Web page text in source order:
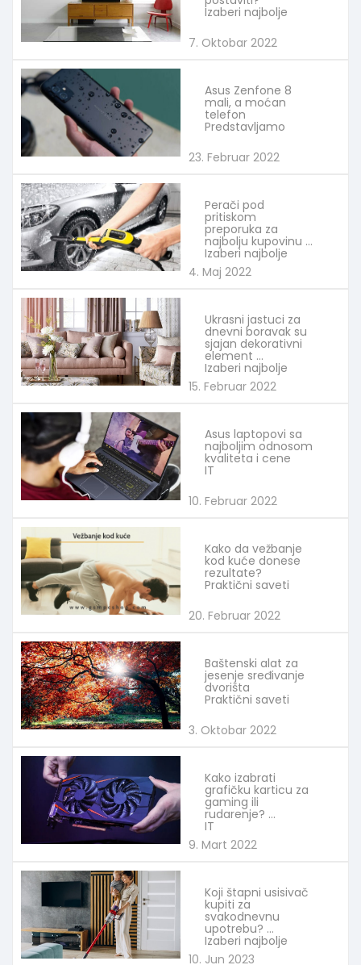
Izaberi najbolje
7. Oktobar 2022
Asus Zenfone 8
mali, a moćan
telefon
Predstavljamo
23. Februar 2022
Perači pod
pritiskom
preporuka za
najbolju kupovinu
Izaberi najbolje
4. Maj 2022
Ukrasni jastuci za
dnevni boravak su
sjajan dekorativni
element
Izaberi najbolje
15. Februar 2022
Asus laptopovi sa
najboljim odnosom
kvaliteta i cene
IT
10. Februar 2022
Kako da vežbanje
kod kuće donese
rezultate?
Praktični saveti
20. Februar 2022
Baštenski alat za
jesenje sređivanje
dvorišta
Praktični saveti
3. Oktobar 2022
Kako izabrati
grafičku karticu za
gaming ili
rudarenje?
IT
9. Mart 2022
Koji štapni usisivač
kupiti za
svakodnevnu
upotrebu?
Izaberi najbolje
10. Jun 2023